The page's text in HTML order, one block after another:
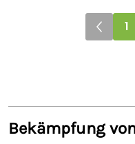
1
Bekämpfung